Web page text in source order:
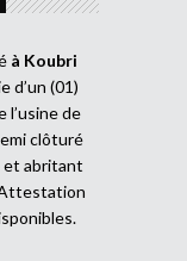
à Koubri
d’un (01)
l’usine de
clôturé
et abritant